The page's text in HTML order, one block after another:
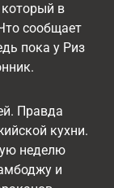
в
сообщает
пока у Риз
Правда
кухни.
неделю
и